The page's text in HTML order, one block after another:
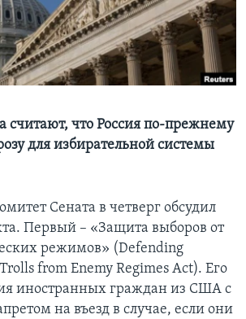
считают, что Россия по-прежнему
для избирательной системы
Сената в четверг обсудил
Первый – «Защита выборов от
режимов» (Defending
from Enemy Regimes Act). Его
иностранных граждан из США с
на въезд в случае, если они